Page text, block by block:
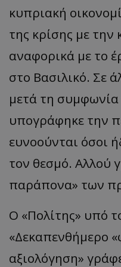
κυπριακή
της κρίσης με την
αναφορικά με το
στο Βασιλικό. Σε
μετά τη
υπογράφηκε την
ευνοούνται όσοι
τον θεσμό. Αλλού
παράπονα» των
Ο «Πολίτης» υπό
«Δεκαπενθήμερο
αξιολόγηση»